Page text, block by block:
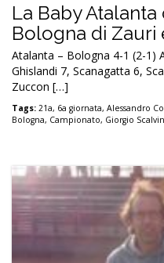
La Baby
Bologna di Zauri
Atalanta – Bologna 4-1 (2-1)
Ghislandi 7, Scanagatta 6,
Zuccon […]
Tags: 21a, 6a giornata, Alessandro
Bologna, Campionato, Giorgio